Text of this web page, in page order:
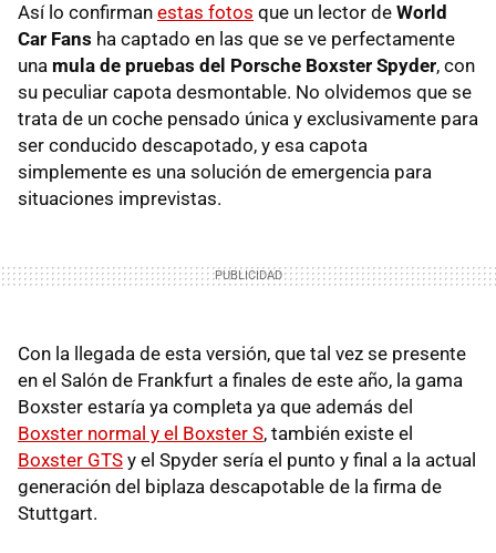
Así lo confirman estas fotos que un lector de World
Car Fans ha captado en las que se ve perfectamente
una mula de pruebas del Porsche Boxster Spyder, con
su peculiar capota desmontable. No olvidemos que se
trata de un coche pensado única y exclusivamente para
ser conducido descapotado, y esa capota
simplemente es una solución de emergencia para
situaciones imprevistas.
Con la llegada de esta versión, que tal vez se presente
en el Salón de Frankfurt a finales de este año, la gama
Boxster estaría ya completa ya que además del
Boxster normal y el Boxster S, también existe el
Boxster GTS y el Spyder sería el punto y final a la actual
generación del biplaza descapotable de la firma de
Stuttgart.